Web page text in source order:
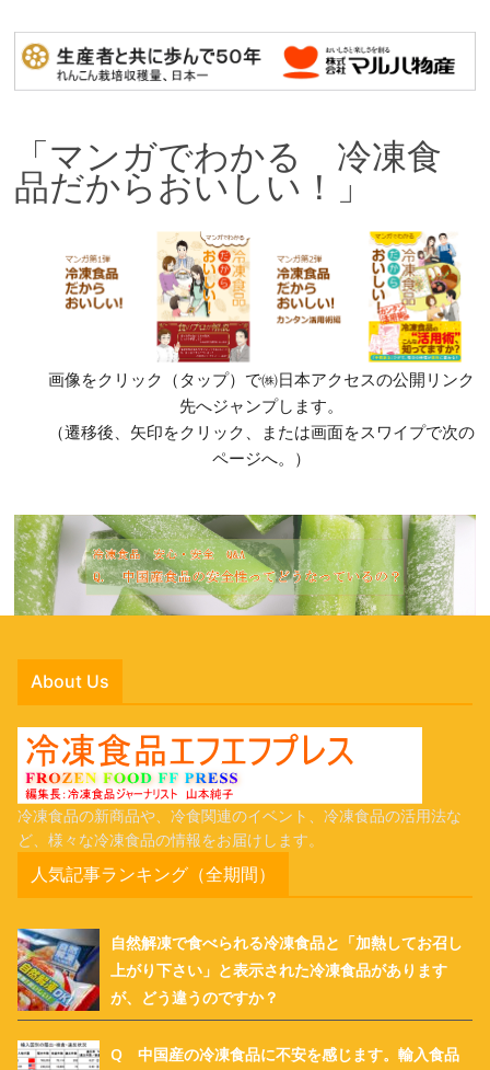
「マンガでわかる 冷凍食
品だからおいしい！」
画像をクリック（タップ）で㈱日本アクセスの公開リンク
先へジャンプします。
（遷移後、矢印をクリック、または画面をスワイプで次の
ページへ。）
About Us
冷凍食品の新商品や、冷食関連のイベント、冷凍食品の活用法な
ど、様々な冷凍食品の情報をお届けします。
人気記事ランキング（全期間）
自然解凍で食べられる冷凍食品と「加熱してお召し
上がり下さい」と表示された冷凍食品があります
が、どう違うのですか？
Q 中国産の冷凍食品に不安を感じます。輸入食品